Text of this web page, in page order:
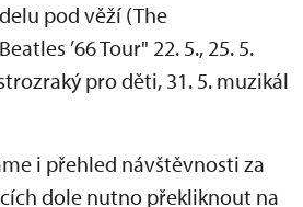
pod věží (The
’66 Tour" 22. 5., 25. 5.
pro děti, 31. 5. muzikál
i přehled návštěvnosti za
dole nutno překliknout na